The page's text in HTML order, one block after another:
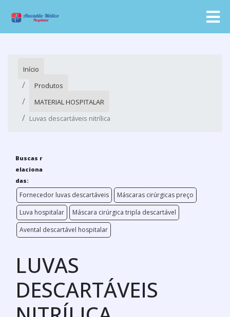
Início
Produtos
MATERIAL HOSPITALAR
Luvas descartáveis nitrílica
Buscas r
elaciona
das:
Fornecedor luvas descartáveis
Máscaras cirúrgicas preço
Luva hospitalar
Máscara cirúrgica tripla descartável
Avental descartável hospitalar
LUVAS
DESCARTÁVEIS